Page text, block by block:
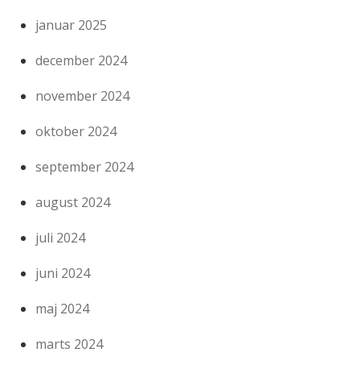
januar 2025
december 2024
november 2024
oktober 2024
september 2024
august 2024
juli 2024
juni 2024
maj 2024
marts 2024